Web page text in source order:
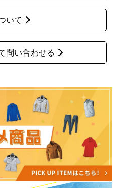
いて
問い合わせる